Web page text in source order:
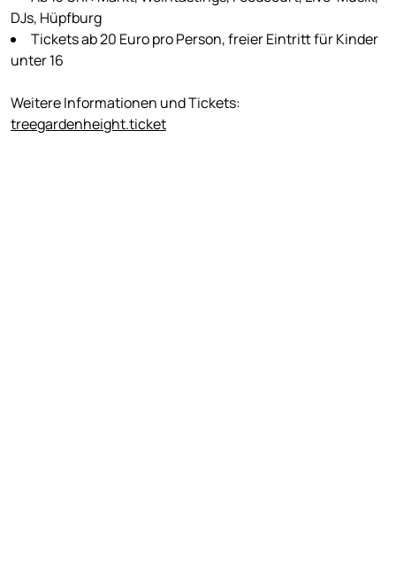
DJs, Hüpfburg
Tickets ab 20 Euro pro Person, freier Eintritt für Kinder
unter 16
Weitere Informationen und Tickets:
treegardenheight.ticket